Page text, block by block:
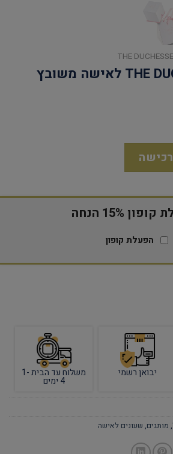
THE
שעון THE DUCHESSES לאישה משובץ
15% הנחה
הפעלת קופון
יבואן רשמי משלוח עד הבית 1-
4 ימים
, מותגים, שעונים לאישה